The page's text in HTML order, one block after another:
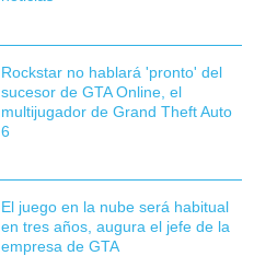
Rockstar no hablará 'pronto' del
sucesor de GTA Online, el
multijugador de Grand Theft Auto
6
El juego en la nube será habitual
en tres años, augura el jefe de la
empresa de GTA